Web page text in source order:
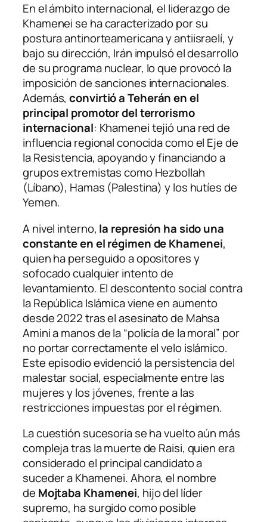
En el ámbito internacional, el liderazgo de
Khamenei se ha caracterizado por su
postura antinorteamericana y antiisraelí, y
bajo su dirección, Irán impulsó el desarrollo
de su programa nuclear, lo que provocó la
imposición de sanciones internacionales.
Además,convirtió a Teherán en el
principal promotor del terrorismo
internacional: Khamenei tejió una red de
influencia regional conocida como el Eje de
la Resistencia, apoyando y financiando a
grupos extremistas como Hezbollah
(Líbano), Hamas (Palestina) y los hutíes de
Yemen.
A nivel interno, la represión ha sido una
constante en el régimen de Khamenei,
quien ha perseguido a opositores y
sofocado cualquier intento de
levantamiento. El descontento social contra
la República Islámica viene en aumento
desde 2022 tras el asesinato de Mahsa
Amini a manos de la “policía de la moral” por
no portar correctamente el velo islámico.
Este episodio evidenció la persistencia del
malestar social, especialmente entre las
mujeres y los jóvenes, frente a las
restricciones impuestas por el régimen.
La cuestión sucesoria se ha vuelto aún más
compleja tras la muerte de Raisi, quien era
considerado el principal candidato a
suceder a Khamenei. Ahora, el nombre
de Mojtaba Khamenei, hijo del líder
supremo, ha surgido como posible